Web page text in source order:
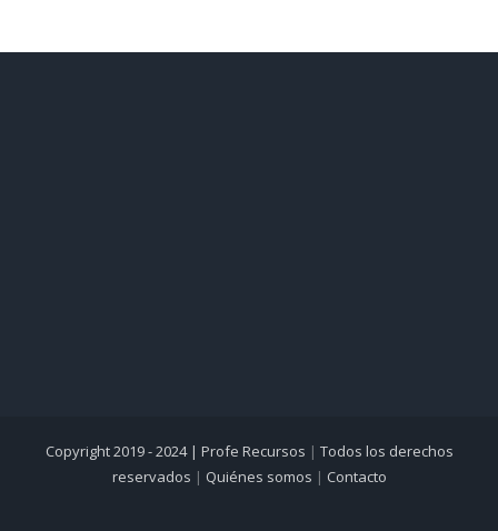
Copyright 2019 - 2024 | Profe Recursos | Todos los derechos
reservados | Quiénes somos | Contacto